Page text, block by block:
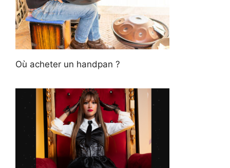
Où acheter un handpan ?